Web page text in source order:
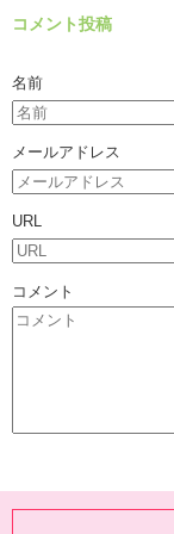
コメント投稿
名前
メールアドレス
URL
コメント